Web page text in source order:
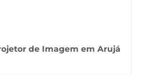
de Imagem em Arujá